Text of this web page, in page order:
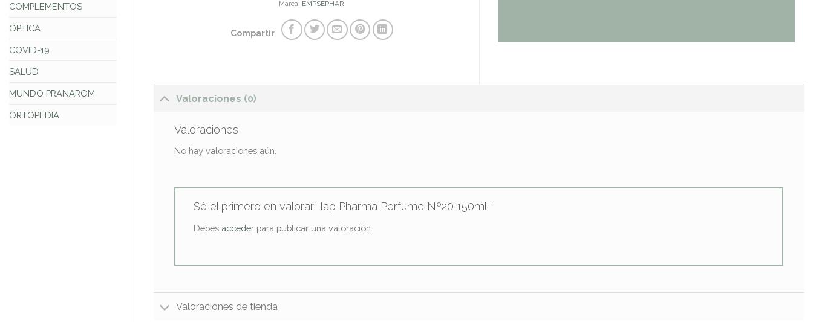
COMPLEMENTOS
ÓPTICA
COVID-19
SALUD
MUNDO PRANAROM
ORTOPEDIA
Marca: EMPSEPHAR
Compartir
Valoraciones (0)
Valoraciones
No hay valoraciones aún.
Sé el primero en valorar “Iap Pharma Perfume Nº20 150ml”
Debes accederpara publicar una valoración.
Valoraciones de tienda